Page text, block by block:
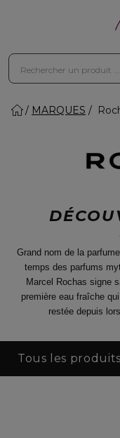
MARQUES
Grand nom de la
temps des parfums
Marcel Rochas signe
première eau fraîche
restée depuis
Tous les produits